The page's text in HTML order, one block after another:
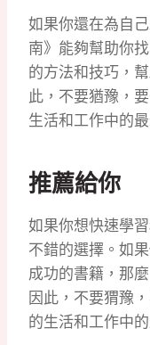
如果你還在為自
南》能夠幫助你
的方法和技巧，
此，不要猶豫，
生活和工作中的
推薦給你
如果你想快速學
不錯的選擇。如
成功的書籍，那
因此，不要猬豫
的生活和工作中